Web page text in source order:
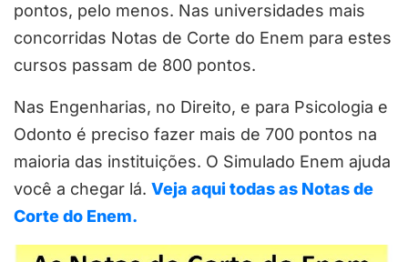
pontos, pelo menos. Nas universidades mais
concorridas Notas de Corte do Enem para estes
cursos passam de 800 pontos.
Nas Engenharias, no Direito, e para Psicologia e
Odonto é preciso fazer mais de 700 pontos na
maioria das instituições. O Simulado Enem ajuda
você a chegar lá. Veja aqui todas as Notas de
Corte do Enem.